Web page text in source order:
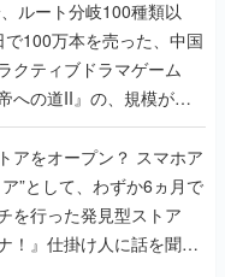
に訊く開発秘話
ルート分岐100種類以
で100万本を売った、中国
クティブドラマゲーム
への道II』の、規模が違
デューサーに聞いた
オープン？ スマホア
”として、わずか6ヵ月で
を行った発見型ストア
！』仕掛け人に話を聞い